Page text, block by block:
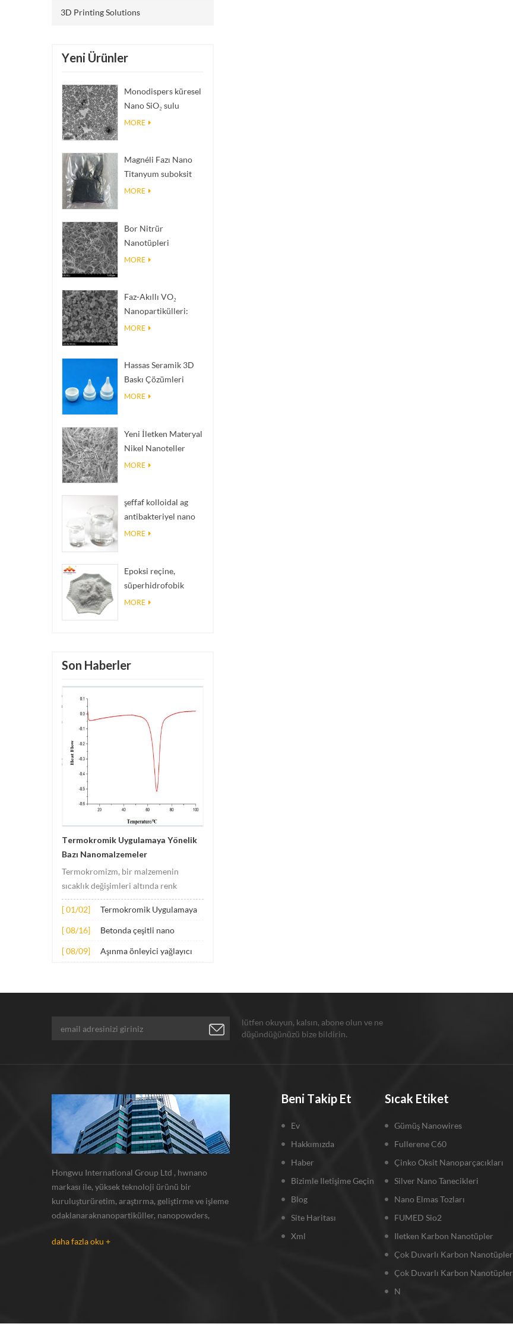
3D Printing Solutions
Yeni Ürünler
Monodispers küresel
Nano SiO₂ sulu
dispersiyon/kolloid
MORE
Magnéli Fazı Nano
Titanyum suboksit
Ti₄O₇ Tozu
MORE
Bor Nitrür
Nanotüpleri
(BNNT'ler): Yüksek
Dolgu Malzemeleri
MORE
Faz-Akıllı VO₂
Nanopartikülleri:
Akıllı Termal Tepki,
MORE
Hassas Seramik 3D
Baskı Çözümleri
imkânsız yapıları
MORE
Yeni İletken Materyal
Nikel Nanoteller
Ninws
MORE
şeffaf kolloidal ag
antibakteriyel nano
gümüş kolloid
MORE
Epoksi reçine,
süperhidrofobik
kaplama nano silika
MORE
Son Haberler
Termokromik Uygulamaya Yönelik
Bazı Nanomalzemeler
Termokromizm, bir malzemenin
sıcaklık değişimleri altında renk
değişimlerine uğradığı olguyu ifade
eder. Bu değişikliğe genellikle
malzemenin elektronik veya moleküler
Uygulama prensibi temel olarak
[ 01/02]
Termokromik Uygulamaya
Nanomalzemeler
[ 08/16]
Betonda çeşitli nano
uygulaması
[ 08/09]
Aşınma önleyici yağlayıcı
lütfen okuyun, kalsın, abone olun ve ne
düşündüğünüzü bize bildirin.
Beni Takip Et
Ev
Hakkımızda
Haber
Bizimle Iletişime Geçin
Blog
Site Haritası
Xml
Sıcak Etiket
Gümüş Nanowires
Fullerene C60
Çinko Oksit Nanoparçacıkları
Silver Nano Tanecikleri
Nano Elmas Tozları
FUMED Sio2
Iletken Karbon Nanotüpler
Çok Duvarlı Karbon Nanotüpler
Çok Duvarlı Karbon Nanotüpler
N
Hongwu International Group Ltd , hwnano
markası ile, yüksek teknoloji ürünü bir
kuruluşturüretim, araştırma, geliştirme ve işleme
odaklanaraknanopartiküller, nanopowders,
olarak tedarik xuzhou, jiangsu bulunan üretim
daha fazla oku +